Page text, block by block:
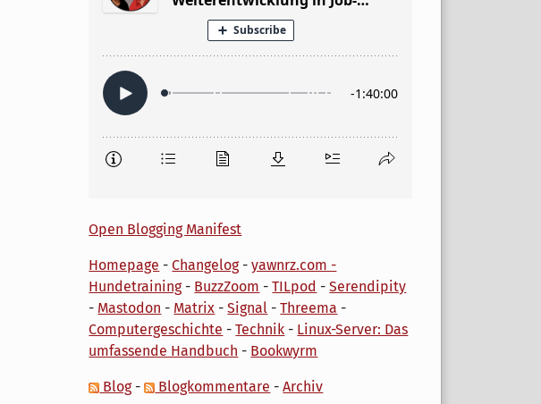
Open Blogging Manifest
Homepage -Changelog-yawnrz.com -
Hundetraining- BuzzZoom -TILpod -Serendipity
- Mastodon - Matrix -Signal -Threema -
Computergeschichte -Technik - Linux-Server: Das
umfassende Handbuch - Bookwyrm
Blog- Blogkommentare -Archiv